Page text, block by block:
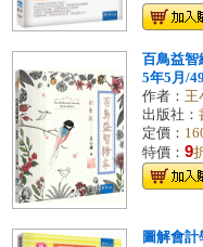
百鳥益
5年5月/
作者： 王
出版社：
定價：
特價： 9
圖解會